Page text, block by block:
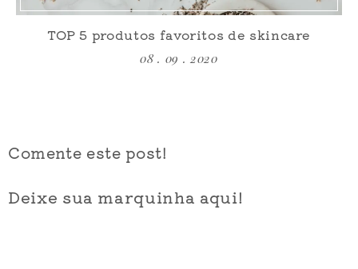
TOP 5 produtos favoritos de skincare
08 . 09 . 2020
Comente este post!
Deixe sua marquinha aqui!